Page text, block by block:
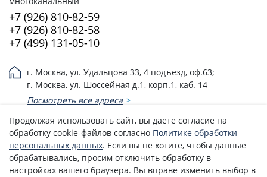
г. Москва, ул. Удальцова 33, 4 подъезд, оф.63;
г. Москва, ул. Шоссейная д.1, корп.1, каб. 14
Посмотреть все адреса >
Эл. почта:3526474@mail.ru
Политика возврата денежных средств
Политика обработки персональных данных
+7 (926) 810-82-59
+7 (926) 810-82-58
+7 (499) 131-05-10
Продолжая использовать сайт, вы даете согласие на
обработку cookie-файлов согласно Политике обработки
персональных данных. Если вы не хотите, чтобы данные
обрабатывались, просим отключить обработку в
настройках вашего браузера. Вы вправе изменить выбор в